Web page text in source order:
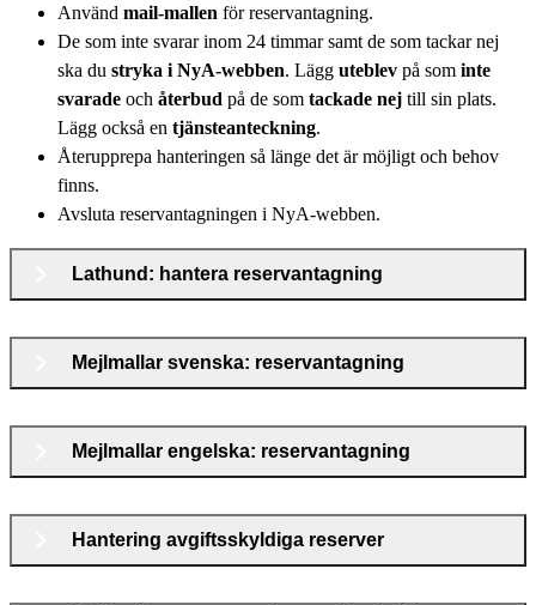
Använd mail-mallen för reservantagning.
De som inte svarar inom 24 timmar samt de som tackar nej
ska du stryka i NyA-webben. Lägg uteblev på som inte
svarade och återbud på de som tackade nej till sin plats.
Lägg också en tjänsteanteckning.
Återupprepa hanteringen så länge det är möjligt och behov
finns.
Avsluta reservantagningen i NyA-webben.
Lathund: hantera reservantagning
Mejlmallar svenska: reservantagning
Mejlmallar engelska: reservantagning
Hantering avgiftsskyldiga reserver